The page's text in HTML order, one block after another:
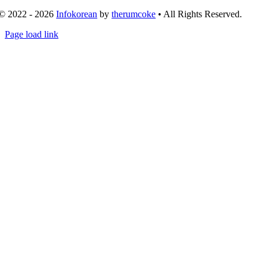
2022 - 2026Infokorean bytherumcoke • All Rights Reserved.
Toggle
Page load link